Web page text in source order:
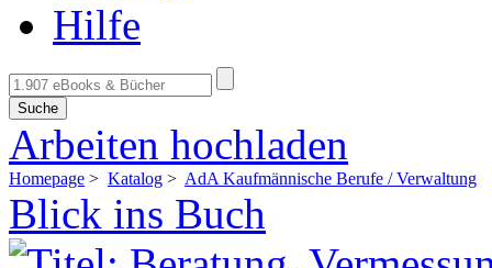
Hilfe
Suche
Arbeiten hochladen
Homepage > Katalog > AdA Kaufmännische Berufe / Verwaltung
Blick ins Buch